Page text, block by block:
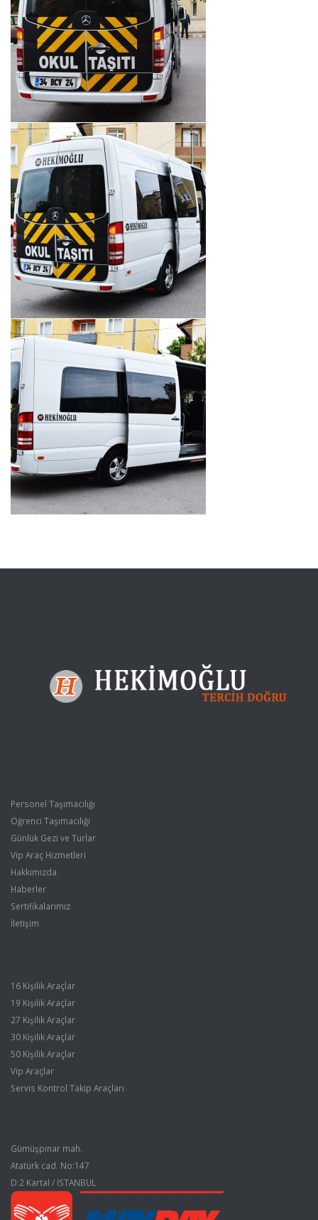
Personel Taşımacılığı
Öğrenci Taşımacılığı
Günlük Gezi ve Turlar
Vip Araç Hizmetleri
Hakkımızda
Haberler
Sertifikalarımız
İletişim
16 Kişilik Araçlar
19 Kişilik Araçlar
27 Kişilik Araçlar
30 Kişilik Araçlar
50 Kişilik Araçlar
Vip Araçlar
Servis Kontrol Takip Araçları
Gümüşpınar mah.
Atatürk cad. No:147
D:2 Kartal / İSTANBUL